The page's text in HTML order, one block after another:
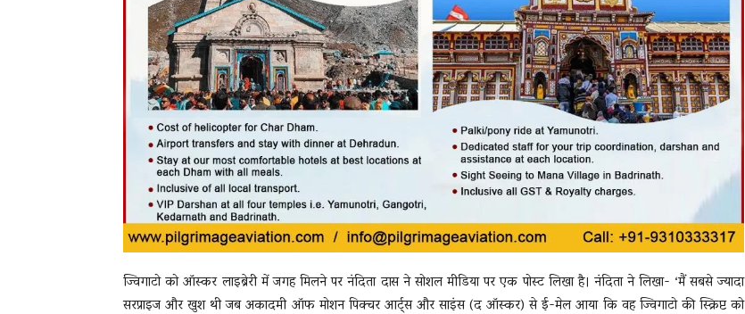
ज्विगाटो को ऑस्कर लाइब्रेरी में जगह मिलने पर नंदिता दास ने सोशल मीडिया पर एक पोस्ट लिखा है। नंदिता ने लिखा- ‘मैं सबसे ज्यादा
सरप्राइज और खुश थी जब अकादमी ऑफ मोशन पिक्चर आर्ट्स और साइंस (द ऑस्कर) से ई-मेल आया कि वह ज्विगाटो की स्क्रिप्ट को